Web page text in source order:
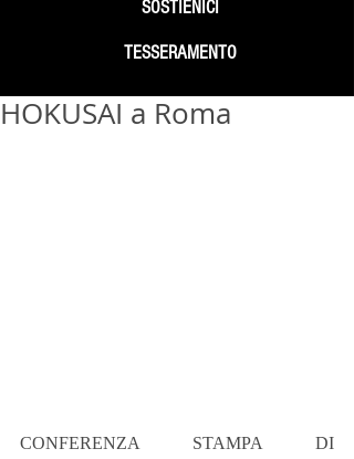
SOSTIENICI
TESSERAMENTO
HOKUSAI a Roma
CONFERENZA STAMPA DI